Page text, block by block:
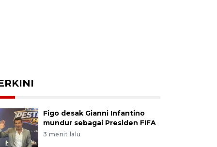
Figo desak Gianni Infantino
mundur sebagai Presiden FIFA
3 menit lalu